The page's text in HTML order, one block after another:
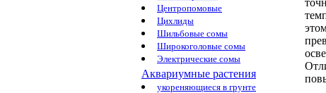
Центропомовые
Цихлиды
Шильбовые сомы
Широкоголовые сомы
Электрические сомы
Аквариумные растения
укореняющиеся в грунте